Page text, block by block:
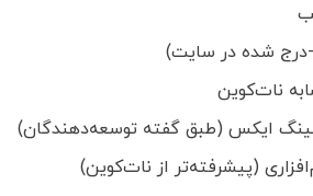
ایکس (طبق گفته توسعه‌دهندگان)
(پیشرفته‌تر از نات‌کوین)